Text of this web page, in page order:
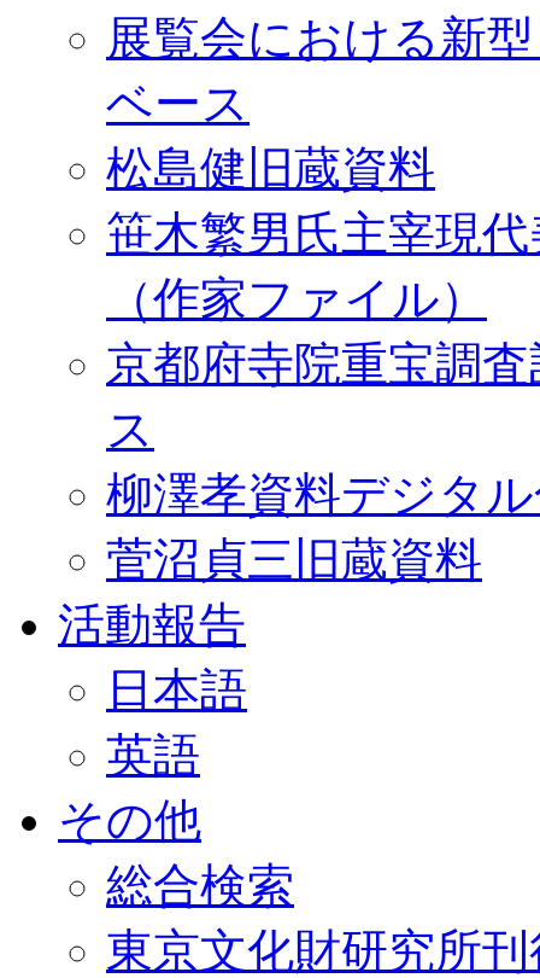
展覧会における新
ベース
松島健旧蔵資料
笹木繁男氏主宰現
（作家ファイル）
京都府寺院重宝調
ス
柳澤孝資料デジタ
菅沼貞三旧蔵資料
活動報告
日本語
英語
その他
総合検索
東京文化財研究所